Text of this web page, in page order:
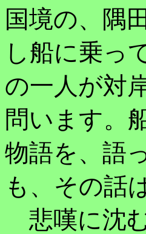
国境の、隅
し船に乗っ
の一人が対
問います。
物語を、語
も、その話
悲嘆に沈